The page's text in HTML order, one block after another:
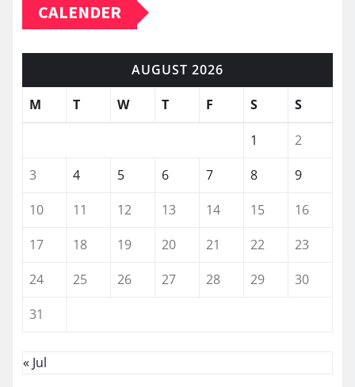
CALENDER
AUGUST 2026
M
T W T F S S
1
2
3
4 5 6 7 8
9
10
11 12 13 14 15
16
17
18 19 20 21 22
23
24
25 26 27 28 29
30
31
« Jul